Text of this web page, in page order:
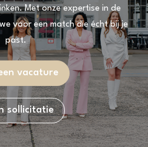
Met onze expertise in de
voor een match die écht bij je
past.
vacature
sollicitatie